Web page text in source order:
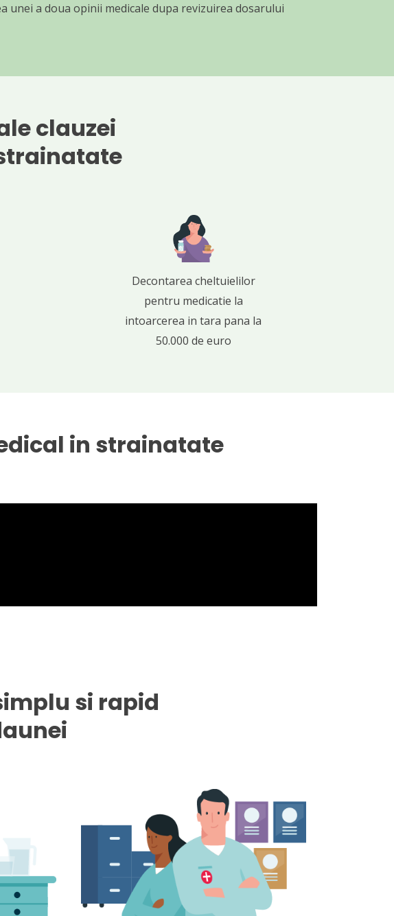
unei a doua opinii medicale dupa revizuirea dosarului
clauzei
Decontarea cheltuielilor
pentru medicatie la
intoarcerea in tara pana la
50.000 de euro
in strainatate
si rapid